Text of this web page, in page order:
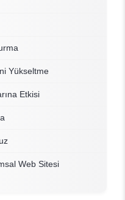
Yükseltme
Etkisi
Web Sitesi